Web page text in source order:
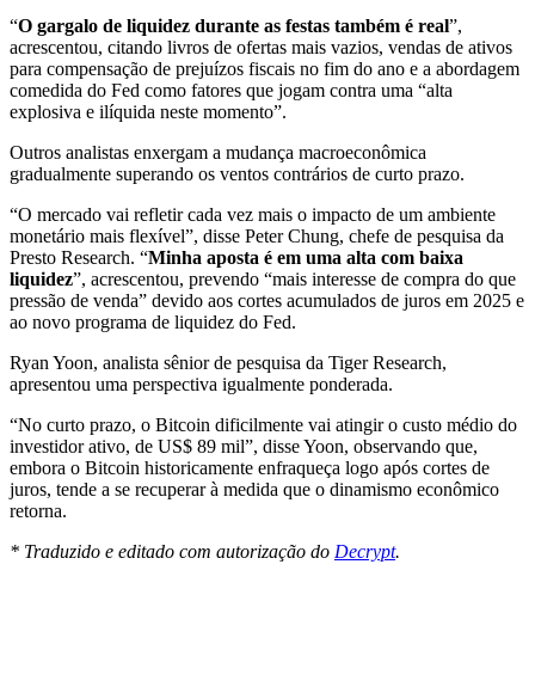
“O gargalo de liquidez durante as festas também é real”,
acrescentou, citando livros de ofertas mais vazios, vendas de ativos
para compensação de prejuízos fiscais no fim do ano e a abordagem
comedida do Fed como fatores que jogam contra uma “alta
explosiva e ilíquida neste momento”.
Outros analistas enxergam a mudança macroeconômica
gradualmente superando os ventos contrários de curto prazo.
“O mercado vai refletir cada vez mais o impacto de um ambiente
monetário mais flexível”, disse Peter Chung, chefe de pesquisa da
Presto Research. “Minha aposta é em uma alta com baixa
liquidez”, acrescentou, prevendo “mais interesse de compra do que
pressão de venda” devido aos cortes acumulados de juros em 2025 e
ao novo programa de liquidez do Fed.
Ryan Yoon, analista sênior de pesquisa da Tiger Research,
apresentou uma perspectiva igualmente ponderada.
“No curto prazo, o Bitcoin dificilmente vai atingir o custo médio do
investidor ativo, de US$ 89 mil”, disse Yoon, observando que,
embora o Bitcoin historicamente enfraqueça logo após cortes de
juros, tende a se recuperar à medida que o dinamismo econômico
retorna.
* Traduzido e editado com autorização do Decrypt.